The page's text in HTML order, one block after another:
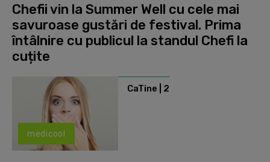
Chefii vin la Summer Well cu cele mai
savuroase gustări de festival. Prima
întâlnire cu publicul la standul Chefi la
cuțite
medicool
CaTine | 2